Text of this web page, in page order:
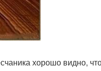
хорошо видно,